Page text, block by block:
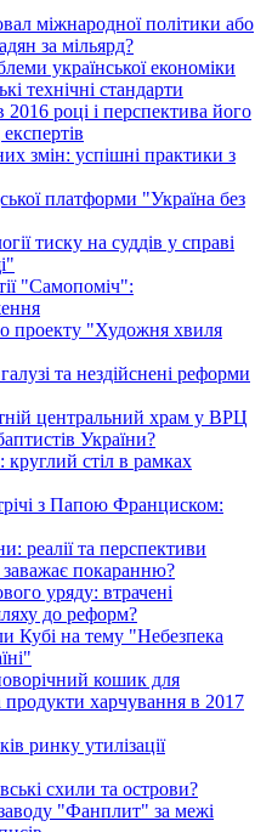
міжнародної політики або
за мільярд?
української економіки
технічні стандарти
2016 році і перспектива його
змін: успішні практики з
платформи "Україна без
тиску на суддів у справі
"Самопоміч":
проекту "Художня хвиля
та нездійснені реформи
центральний храм у ВРЦ
України?
стіл в рамках
з Папою Франциском:
реалії та перспективи
покаранню?
уряду: втрачені
до реформ?
Кубі на тему "Небезпека
кошик для
продукти харчування в 2017
ринку утилізації
схили та острови?
"Фанплит" за межі